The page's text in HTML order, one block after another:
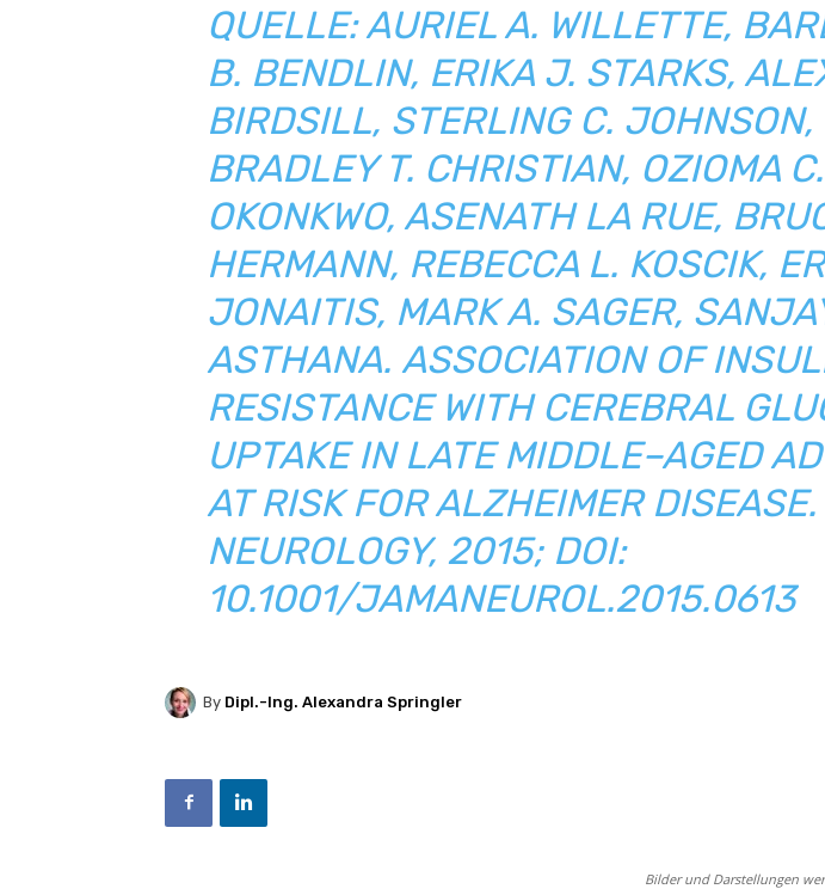
QUELLE:AURIEL A. WILLETTE,
B. BENDLIN, ERIKA J. STARKS,
BIRDSILL, STERLING C. JOHNSON,
BRADLEY T. CHRISTIAN, OZIOMA C.
OKONKWO, ASENATH LA RUE,
HERMANN, REBECCA L. KOSCIK,
JONAITIS, MARK A. SAGER,
ASTHANA. ASSOCIATION OF
RESISTANCE WITH CEREBRAL
UPTAKE IN LATE MIDDLE–AGED
AT RISK FOR ALZHEIMER
NEUROLOGY, 2015; DOI:
10.1001/JAMANEUROL.2015.0613
By Dipl.-Ing. Alexandra Springler
Bilder und Darstellungen